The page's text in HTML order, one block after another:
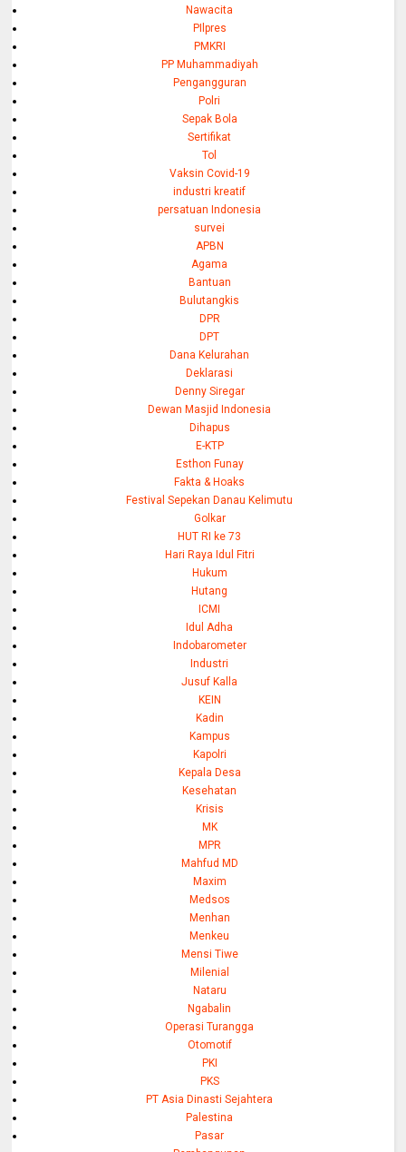
Nawacita
PIlpres
PMKRI
PP Muhammadiyah
Pengangguran
Polri
Sepak Bola
Sertifikat
Tol
Vaksin Covid-19
industri kreatif
persatuan Indonesia
survei
APBN
Agama
Bantuan
Bulutangkis
DPR
DPT
Dana Kelurahan
Deklarasi
Denny Siregar
Dewan Masjid Indonesia
Dihapus
E-KTP
Esthon Funay
Fakta & Hoaks
Festival Sepekan Danau Kelimutu
Golkar
HUT RI ke 73
Hari Raya Idul Fitri
Hukum
Hutang
ICMI
Idul Adha
Indobarometer
Industri
Jusuf Kalla
KEIN
Kadin
Kampus
Kapolri
Kepala Desa
Kesehatan
Krisis
MK
MPR
Mahfud MD
Maxim
Medsos
Menhan
Menkeu
Mensi Tiwe
Milenial
Nataru
Ngabalin
Operasi Turangga
Otomotif
PKI
PKS
PT Asia Dinasti Sejahtera
Palestina
Pasar